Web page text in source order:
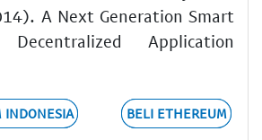
A Next Generation Smart
Application
INDONESIA BELI ETHEREUM